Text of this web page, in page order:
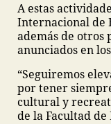
A estas
Internacional de
además de otros
anunciados en
“Seguiremos
por tener
cultural y
de la Facultad de